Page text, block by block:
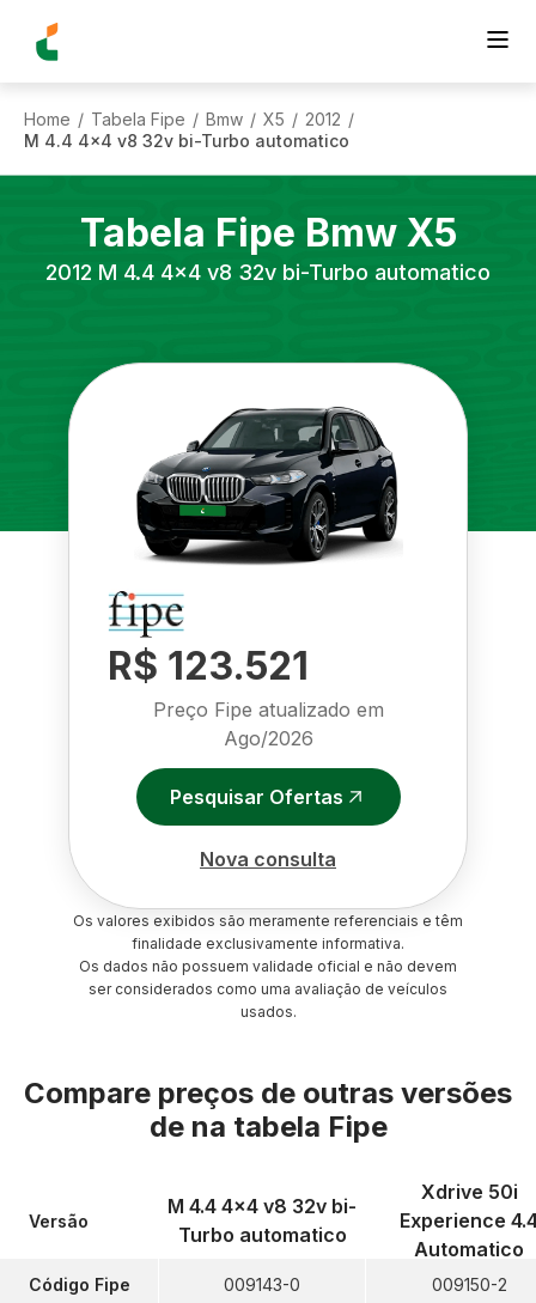
Home / Tabela Fipe / Bmw / X5 / 2012 /
M 4.4 4x4 v8 32v bi-Turbo automatico
Tabela Fipe Bmw X5
2012 M 4.4 4x4 v8 32v bi-Turbo automatico
R$ 123.521
Preço Fipe atualizado em
Ago/2026
Pesquisar Ofertas
Nova consulta
Os valores exibidos são meramente referenciais e têm
finalidade exclusivamente informativa.
Os dados não possuem validade oficial e não devem
ser considerados como uma avaliação de veículos
usados.
Compare preços de outras versões
de na tabela Fipe
Versão
Código Fipe
M 4.4 4x4 v8 32v bi-
Turbo automatico
009143-0
Xdrive 50i
Experience
Automatico
009150-2